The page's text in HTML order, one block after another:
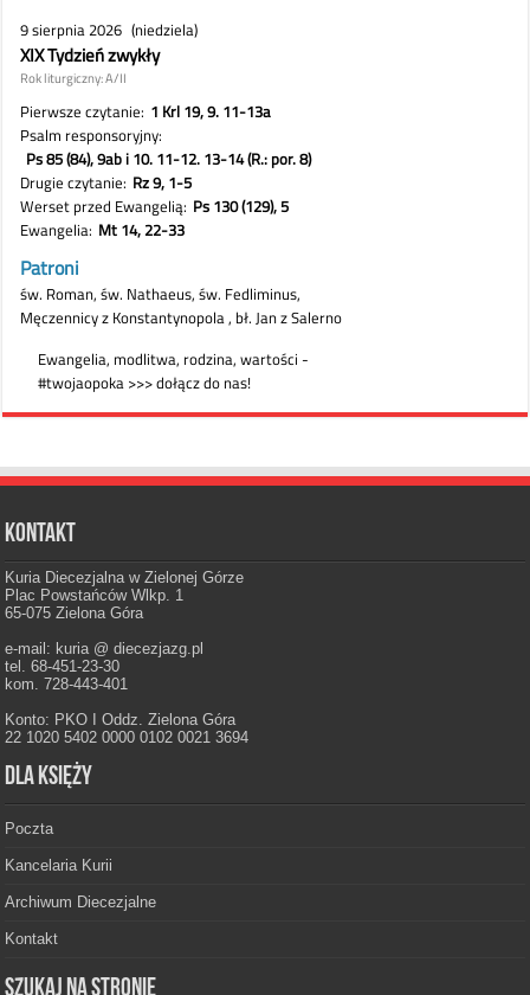
Kontakt
Kuria Diecezjalna w Zielonej Górze
Plac Powstańców Wlkp. 1
65-075 Zielona Góra
e-mail: kuria @ diecezjazg.pl
tel. 68-451-23-30
kom. 728-443-401
Konto: PKO I Oddz. Zielona Góra
22 1020 5402 0000 0102 0021 3694
Dla księży
Poczta
Kancelaria Kurii
Archiwum Diecezjalne
Kontakt